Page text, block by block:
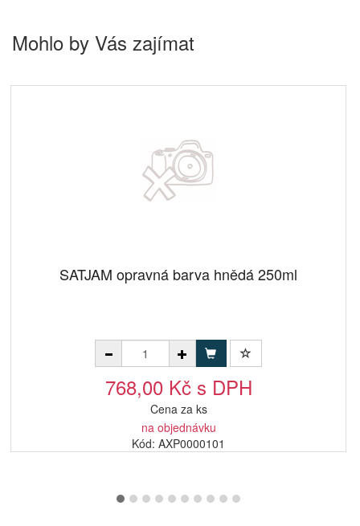
Mohlo by Vás zajímat
SATJAM opravná barva hnědá 250ml
768,00 Kč s DPH
Cena za ks
na objednávku
Kód: AXP0000101